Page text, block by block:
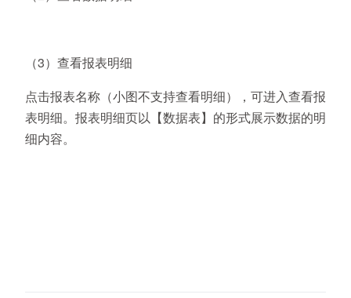
（3）查看报表明细
点击报表名称（小图不支持查看明细），可进入查看报
表明细。报表明细页以【数据表】的形式展示数据的明
细内容。